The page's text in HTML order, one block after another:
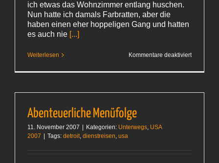
ich etwas das Wohnzimmer entlang huschen.
Nun hatte ich damals Farbratten, aber die
haben einen eher hoppeligen Gang und hatten
es auch nie [...]
Weiterlesen Kommentare deaktiviertfür
Abenteuerliche Menüfolge
11. November 2007 Kategorien: Unterwegs, USA
2007
Tags: detroit, dienstreisen, usa